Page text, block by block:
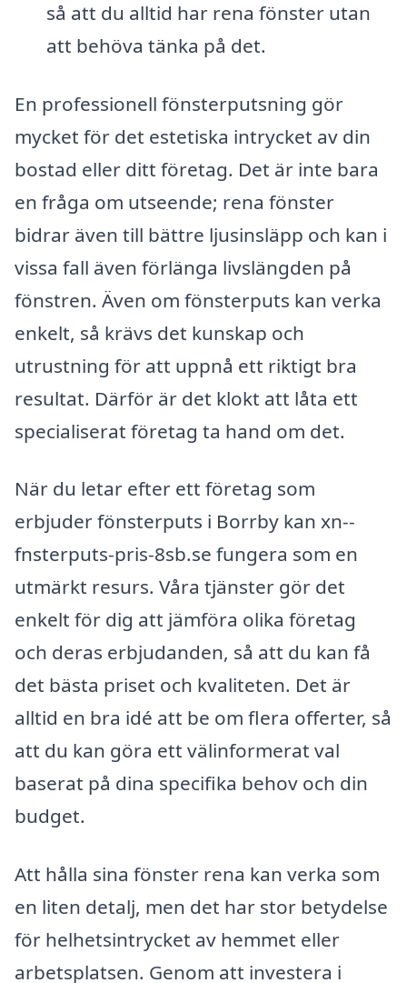
så att du alltid har rena fönster utan
att behöva tänka på det.
En professionell fönsterputsning gör
mycket för det estetiska intrycket av din
bostad eller ditt företag. Det är inte bara
en fråga om utseende; rena fönster
bidrar även till bättre ljusinsläpp och kan i
vissa fall även förlänga livslängden på
fönstren. Även om fönsterputs kan verka
enkelt, så krävs det kunskap och
utrustning för att uppnå ett riktigt bra
resultat. Därför är det klokt att låta ett
specialiserat företag ta hand om det.
När du letar efter ett företag som
erbjuder fönsterputs i Borrby kan xn--
fnsterputs-pris-8sb.se fungera som en
utmärkt resurs. Våra tjänster gör det
enkelt för dig att jämföra olika företag
och deras erbjudanden, så att du kan få
det bästa priset och kvaliteten. Det är
alltid en bra idé att be om flera offerter, så
att du kan göra ett välinformerat val
baserat på dina specifika behov och din
budget.
Att hålla sina fönster rena kan verka som
en liten detalj, men det har stor betydelse
för helhetsintrycket av hemmet eller
arbetsplatsen. Genom att investera i